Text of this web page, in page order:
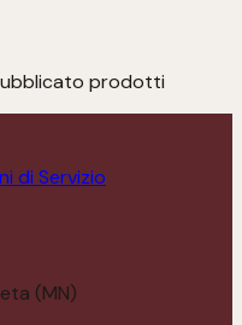
prodotti
di Servizio
(MN)